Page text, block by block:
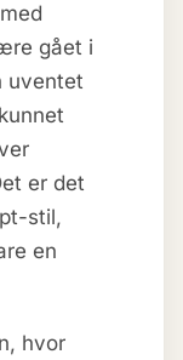
gået i
uventet
er det
stil,
en
hvor